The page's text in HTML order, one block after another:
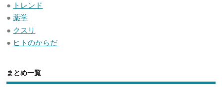
● トレンド
●薬学
● クスリ
● ヒトのからだ
まとめ一覧